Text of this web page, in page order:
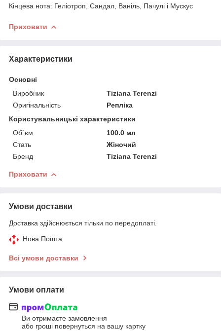
Кінцева нота: Геліотроп, Сандал, Ваніль, Пачулі і Мускус
Приховати
Характеристики
Основні
Виробник
Tiziana Terenzi
Оригінальність
Репліка
Користувальницькі характеристики
Об`єм
100.0 мл
Стать
Жіночий
Бренд
Tiziana Terenzi
Приховати
Умови доставки
Доставка здійснюється тільки по передоплаті.
Нова Пошта
Всі умови доставки
Умови оплати
Ви отримаєте замовлення
або гроші повернуться на вашу картку